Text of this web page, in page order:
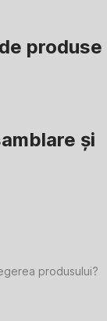
produse
și
produsului?